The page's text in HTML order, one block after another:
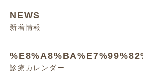
NEWS
新着情報
診療カレンダー